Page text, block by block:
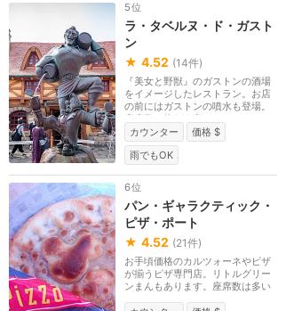
5位
ラ・タベルヌ・ド・ガスト
ン
★ 4.52 (14件)
『美女と野獣』のガストンの酒場
をイメージしたレストラン。お店
の前にはガストンの噴水も登場。
座席数は約200席。
カウンター
価格 $
雨でもOK
6位
パン・ギャラクティック・
ピザ・ポート
★ 4.52 (21件)
お手頃価格のカルツォーネやピザ
が揃うピザ専門店。リトルグリー
ンまんもあります。座席数は多い